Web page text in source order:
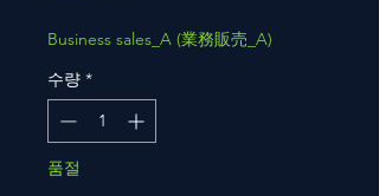
Business sales_A (業務販売_A)
수량 *
품절